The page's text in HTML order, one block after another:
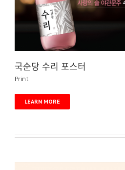
국순당 수리 포스터
Print
LEARN MORE